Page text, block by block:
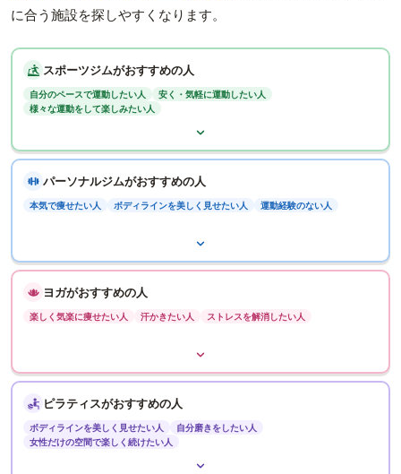
に合う施設を探しやすくなります。
スポーツジムがおすすめの人
自分のペースで運動したい人
安く・気軽に運動したい人
様々な運動をして楽しみたい人
パーソナルジムがおすすめの人
本気で痩せたい人 ボディラインを美しく見せたい人 運動経験のない人
ヨガがおすすめの人
楽しく気楽に痩せたい人 汗かきたい人 ストレスを解消したい人
ピラティスがおすすめの人
ボディラインを美しく見せたい人
自分磨きをしたい人
女性だけの空間で楽しく続けたい人